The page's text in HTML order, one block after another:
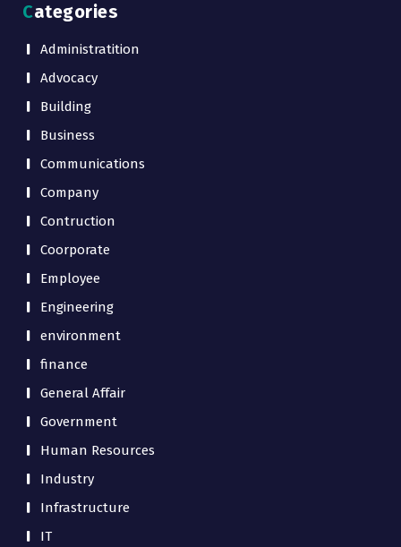
Categories
Administratition
Advocacy
Building
Business
Communications
Company
Contruction
Coorporate
Employee
Engineering
environment
finance
General Affair
Government
Human Resources
Industry
Infrastructure
IT